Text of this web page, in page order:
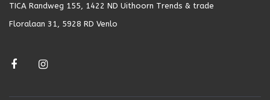
TICA Randweg 155, 1422 ND Uithoorn Trends & trade
Floralaan 31, 5928 RD Venlo